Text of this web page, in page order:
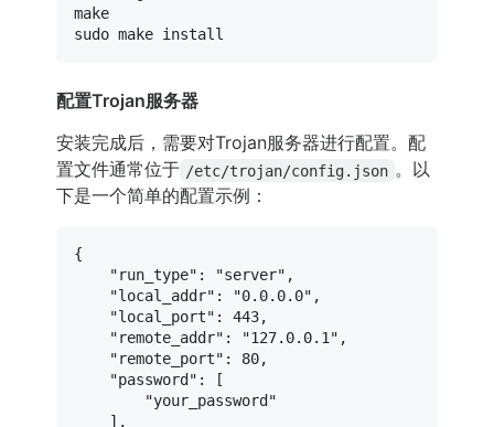
sudo
配置Trojan服务器
安装完成后，需要对Trojan服务器进行配置。配
置文件通常位于 /etc/trojan/config.json 。以
下是一个简单的配置示例：
{
"run_type" : "server" ,
"local_addr" : "0.0.0.0" ,
"local_port" : 443,
"remote_addr" : "127.0.0.1" ,
"remote_port" : 80,
"password" :
[
"your_password"
] ,